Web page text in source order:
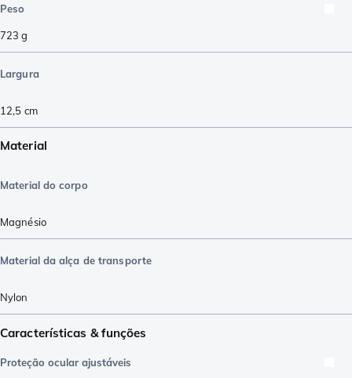
Peso
723 g
Largura
12,5 cm
Material
Material do corpo
Magnésio
Material da alça de transporte
Nylon
Características & funções
Proteção ocular ajustáveis